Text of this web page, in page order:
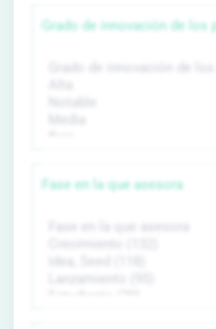
Grado de innovación de
Fase en la que asesora